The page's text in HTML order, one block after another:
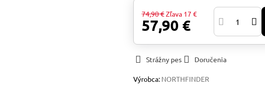
74,90 €Zľava 17 €
57,90 €
Strážny pes Doručenia
Výrobca: NORTHFINDER